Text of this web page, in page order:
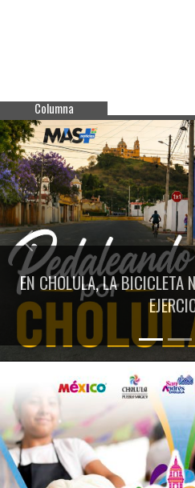
Columna
EN CHOLULA, LA BICICLETA
Previous